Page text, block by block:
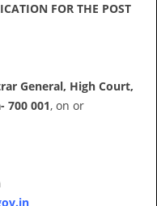
FOR THE POST
General, High Court,
700 001, on or